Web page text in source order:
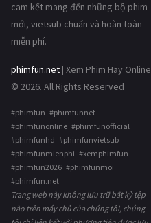
cam kết mang đến những bộ phim
mới, vietsub chuẩn và hoàn toàn
miễn phí.
phimfun.net | Xem Phim Hay Online
© 2026. All Rights Reserved
#phimfun #phimfunnet
#phimfunonline #phimfunofficial
#phimfunhd #phimfunvietsub
#phimfunmienphi #xemphimfun
#phimfun2026 #phimfunmoi
#phimfun.net
Trang web này không lưu trữ bất kỳ tệp
nào trên máy chủ của chúng tôi, chúng